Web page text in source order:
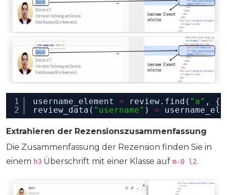
1
2
username_element = review.find( "a" , {
review_data( "username" ) =
Extrahieren der Rezensionszusammenfassung
Die Zusammenfassung der Rezension finden Sie in
einem h3 Überschrift mit einer Klasse auf m-0 l2.